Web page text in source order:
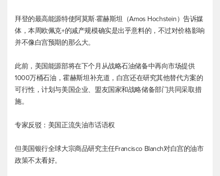
拜登的最高能源特使阿莫斯·霍赫斯坦（Amos Hochstein）告诉媒
体，本周欧佩克+的减产规模确实是出乎意料的，不过对价格影响
并不像白宫预期的那么大。
此前，美国能源部将在下个月从战略石油储备中再向市场提供
1000万桶石油，霍赫斯坦补充道，白宫还在研究其他替代方案的
可行性，计划与美国企业、盟友国家和战略储备部门共同采取措
施。
专家反驳：美国正流失油市话语权
但美国银行全球大宗商品研究主任Francisco Blanch对白宫的油市
政策不太看好。